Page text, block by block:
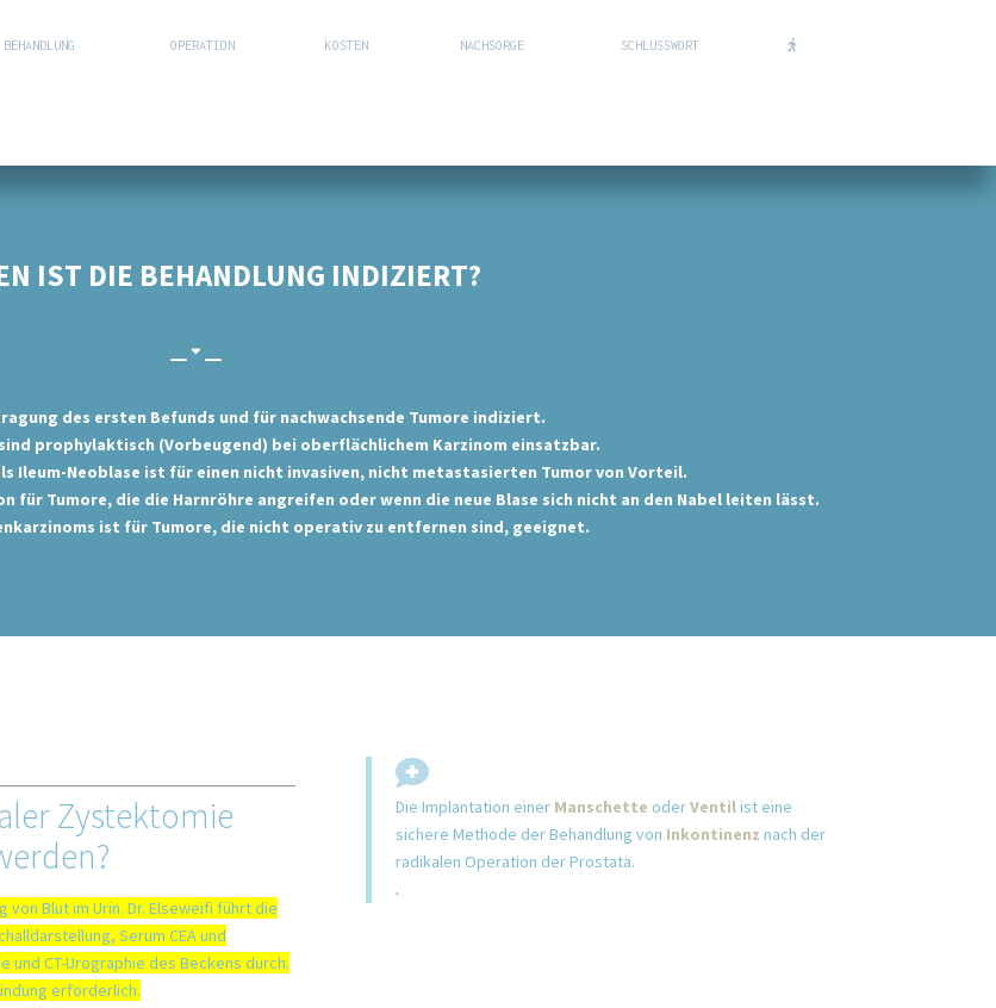
BEHANDLUNG OPERATION KOSTEN NACHSORGE SCHLUSSWORT
IST DIE BEHANDLUNG INDIZIERT?
des ersten Befunds und für nachwachsende Tumore indiziert.
prophylaktisch (Vorbeugend) bei oberflächlichem Karzinom einsatzbar.
Ileum-Neoblase ist für einen nicht invasiven, nicht metastasierten Tumor von Vorteil.
Tumore, die die Harnröhre angreifen oder wenn die neue Blase sich nicht an den Nabel leiten lässt.
ist für Tumore, die nicht operativ zu entfernen sind, geeignet.
Zystektomie
Blut im Urin. Dr. Elseweifi führt die
Serum CEA und
CT-Urographie des Beckens durch.
erforderlich.
Die Implantation einer Manschette oderVentilist eine
sichere Methode der Behandlung von Inkontinenz nach der
radikalen Operation der Prostata.
.